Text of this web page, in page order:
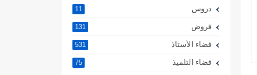
دروس 11
فروض 131
فضاء الأستاذ 531
فضاء التلميذ 75